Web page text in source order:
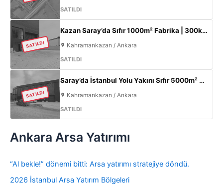
SATILDI
SATILDI
Kazan Saray’da Sıfır 1000m² Fabrika | 300kW Enerji + 120m² Ofis
Kahramankazan / Ankara
SATILDI
SATILDI
Saray’da İstanbul Yolu Yakını Sıfır 5000m² Fabrika | 300KW & 800m² Ofis
Kahramankazan / Ankara
SATILDI
Ankara Arsa Yatırımı
“Al bekle!” dönemi bitti: Arsa yatırımı stratejiye döndü.
2026 İstanbul Arsa Yatırım Bölgeleri